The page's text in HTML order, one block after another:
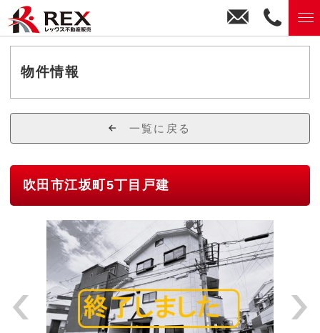
-
5
1
0
お
い
せ
物件情報
一覧に戻る
吹田市江坂町5丁目戸建